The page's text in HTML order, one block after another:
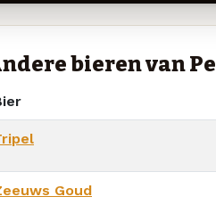
bieren van
Goud